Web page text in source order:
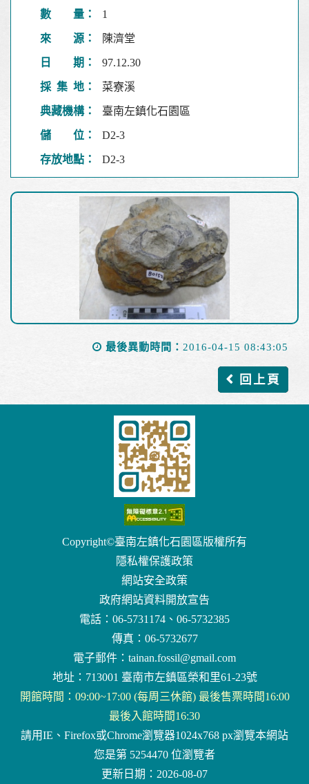
數 量： 1
來 源： 陳濟堂
日 期： 97.12.30
採 集 地： 菜寮溪
典藏機構： 臺南左鎮化石園區
儲 位： D2-3
存放地點： D2-3
最後異動時間： 2016-04-15 08:43:05
回上頁
Copyright©臺南左鎮化石園區版權所有
隱私權保護政策
網站安全政策
政府網站資料開放宣告
電話：06-5731174、06-5732385
傳真：06-5732677
電子郵件： tainan.fossil@gmail.com
地址：713001 臺南市左鎮區榮和里61-23號
開館時間：09:00~17:00 (每周三休館) 最後售票時間16:00
最後入館時間16:30
請用IE、Firefox或Chrome瀏覽器1024x768 px瀏覽本網站
您是第 5254470 位瀏覽者
更新日期：2026-08-07